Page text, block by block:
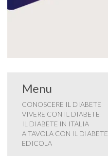
Menu
CONOSCERE IL DIABETE
VIVERE CON IL DIABETE
IL DIABETE IN ITALIA
A TAVOLA CON IL DIABETE
EDICOLA